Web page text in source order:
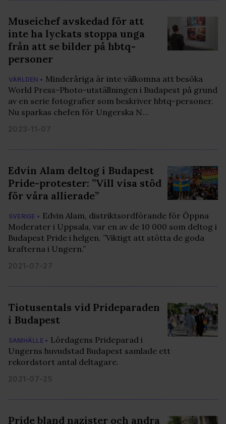
Museichef avskedad för att
inte ha lyckats stoppa unga
från att se bilder på hbtq-
personer
VÄRLDEN • Minderåriga är inte välkomna att besöka
World Press-Photo-utställningen i Budapest på grund
av en serie fotografier som beskriver hbtq-personer.
Nu sparkas chefen för Ungerska N…
2023-11-07
Edvin Alam deltog i Budapest
Pride-protester: ”Vill visa stöd
för våra allierade”
SVERIGE • Edvin Alam, distriktsordförande för Öppna
Moderater i Uppsala, var en av de 10 000 som deltog i
Budapest Pride i helgen. ”Viktigt att stötta de goda
krafterna i Ungern.”
2021-07-27
Tiotusentals vid Prideparaden
i Budapest
SAMHÄLLE • Lördagens Prideparad i
Ungerns huvudstad Budapest samlade ett
rekordstort antal deltagare.
2021-07-25
Pride bland nazister och andra